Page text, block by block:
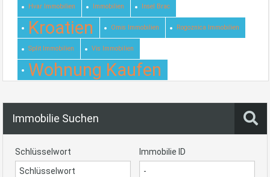
Hvar Immobilien Immobilien Insel Brac
Kroatien Omis Immobilien Rogoznica Immobilien
Split Immobilien Vis Immobilien
Wohnung Kaufen
Immobilie Suchen
Schlüsselwort Immobilie ID